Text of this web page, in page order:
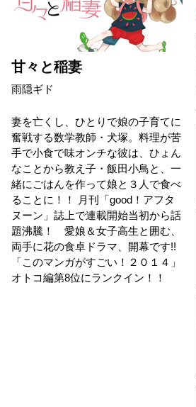
甘々と稲妻
雨隠ギド
妻を亡くし、ひとりで娘の子育てに
奮戦する数学教師・犬塚。料理が苦
手で小食で味オンチな彼は、ひょん
なことから教え子・飯田小鳥と、一
緒にごはんを作って娘と３人で食べ
ることに！！ 月刊「good！アフタ
ヌーン」誌上で連載開始当初から話
題沸騰！ 愛娘＆女子高生と囲む、
両手に花の食卓ドラマ、開幕です!!
「このマンガがすごい！２０１４」
オトコ編第8位にランクイン！！